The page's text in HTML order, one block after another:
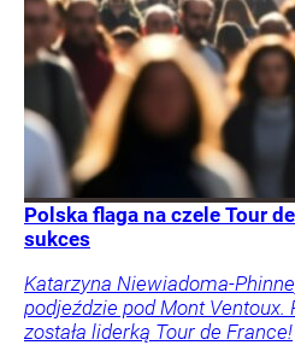
Polska flaga na czele Tour
sukces
Katarzyna Niewiadoma-
podjeździe pod Mont Ventoux.
została liderką Tour de France!